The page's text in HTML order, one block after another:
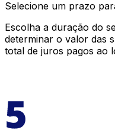
Selecione um prazo
Escolha a duração do
determinar o valor das
total de juros pagos ao